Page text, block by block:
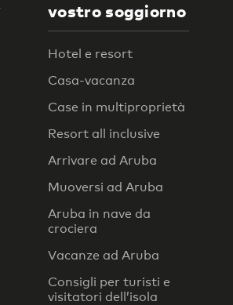
vostro soggiorno
Hotel e resort
Casa-vacanza
Case in multiproprietà
Resort all inclusive
Arrivare ad Aruba
Muoversi ad Aruba
Aruba in nave da
crociera
Vacanze ad Aruba
Consigli per turisti e
visitatori dell’isola